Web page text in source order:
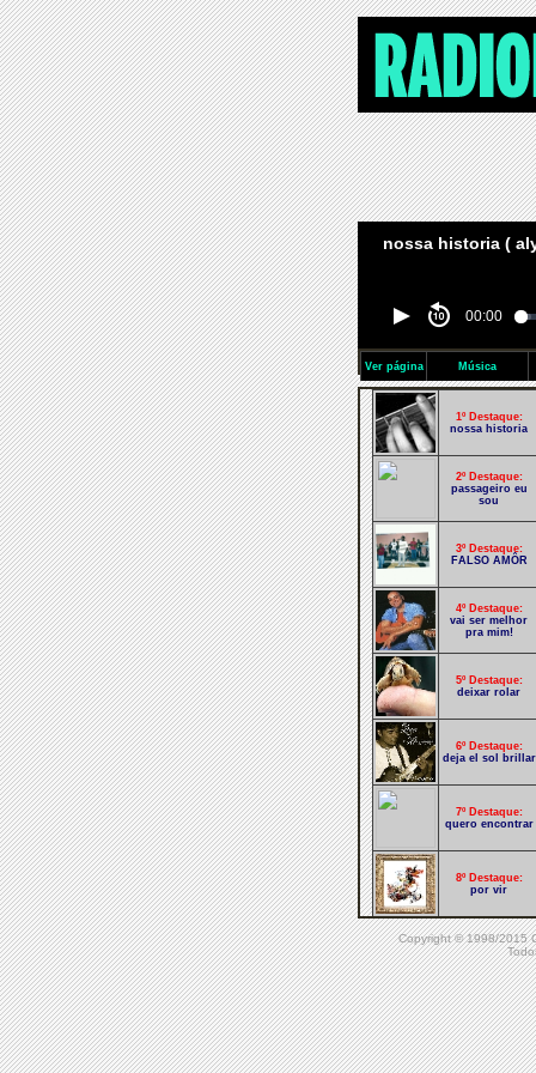
nossa historia (
00:00
Ver página Música
1º Destaque:
nossa historia
2º Destaque:
passageiro eu
sou
3º Destaque:
FALSO AMÔR
4º Destaque:
vai ser melhor
pra mim!
5º Destaque:
deixar rolar
6º Destaque:
deja el sol brillar
7º Destaque:
quero encontrar
8º Destaque:
por vir
9º Destaque:
olho plástico
10º Destaque:
preciso do seu
amor
Copyright © 1998/2015